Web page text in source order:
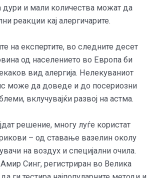
дури и мали количества можат да
реакции кај алергичарите.
на експертите, во следните десет
од населението во Европа би
вид алергија. Нелекуваниот
може да доведе и до посериозни
вклучувајќи развој на астма.
решение, многу луѓе користат
– од ставање вазелин околу
на воздух и специјални очила.
Синг, регистриран во Велика